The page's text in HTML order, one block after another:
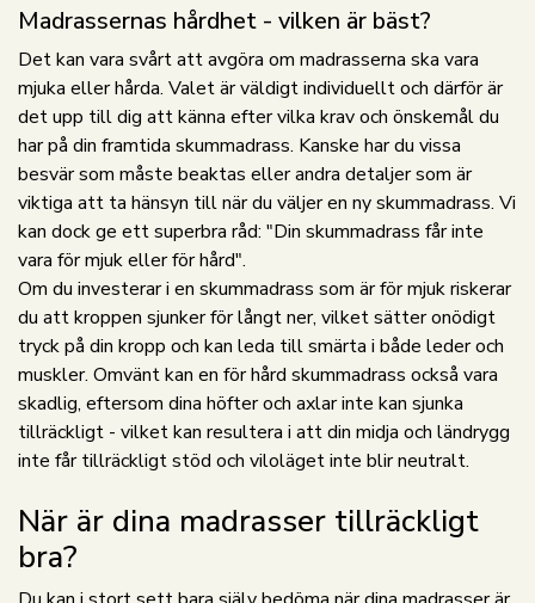
Madrassernas hårdhet - vilken är bäst?
Det kan vara svårt att avgöra om madrasserna ska vara
mjuka eller hårda. Valet är väldigt individuellt och därför är
det upp till dig att känna efter vilka krav och önskemål du
har på din framtida skummadrass. Kanske har du vissa
besvär som måste beaktas eller andra detaljer som är
viktiga att ta hänsyn till när du väljer en ny skummadrass. Vi
kan dock ge ett superbra råd: "Din skummadrass får inte
vara för mjuk eller för hård".
Om du investerar i en skummadrass som är för mjuk riskerar
du att kroppen sjunker för långt ner, vilket sätter onödigt
tryck på din kropp och kan leda till smärta i både leder och
muskler. Omvänt kan en för hård skummadrass också vara
skadlig, eftersom dina höfter och axlar inte kan sjunka
tillräckligt - vilket kan resultera i att din midja och ländrygg
inte får tillräckligt stöd och viloläget inte blir neutralt.
När är dina madrasser tillräckligt
bra?